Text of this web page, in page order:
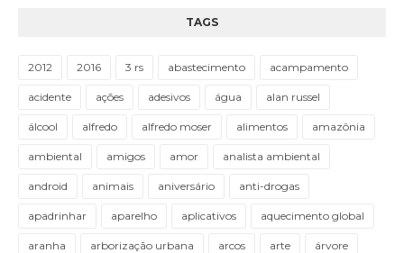
TAGS
2012 2016 3 rs abastecimento acampamento
acidente ações adesivos água alan russel
álcool alfredo alfredo moser alimentos amazônia
ambiental amigos amor analista ambiental
android animais aniversário anti-drogas
apadrinhar aparelho aplicativos aquecimento global
aranha arborização urbana arcos arte árvore